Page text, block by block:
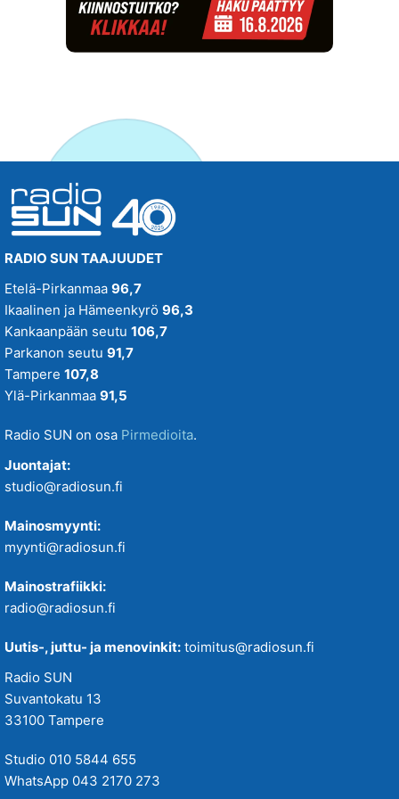
RADIO SUN TAAJUUDET
Etelä-Pirkanmaa 96,7
Ikaalinen ja Hämeenkyrö 96,3
Kankaanpään seutu 106,7
Parkanon seutu 91,7
Tampere 107,8
Ylä-Pirkanmaa 91,5
Radio SUN on osa Pirmedioita.
Juontajat:
studio@radiosun.fi
Mainosmyynti:
myynti@radiosun.fi
Mainostrafiikki:
radio@radiosun.fi
Uutis-, juttu- ja menovinkit: toimitus@radiosun.fi
Radio SUN
Suvantokatu 13
33100 Tampere
Studio 010 5844 655
WhatsApp 043 2170 273